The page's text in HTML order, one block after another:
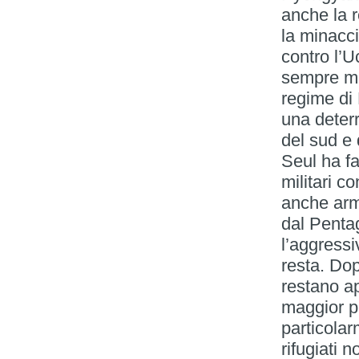
anche la
la
contro
sempre
regime di
una
del sud e
Seul ha
militari
anche
dal
resta.
restano
maggior
rifugiati